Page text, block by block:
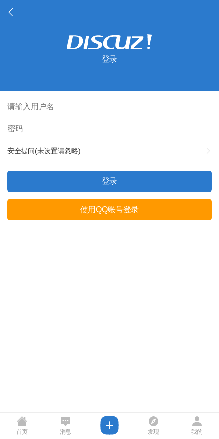
登录
安全提问(未设置请忽略)
登录
使用QQ账号登录
首页 消息 发现 我的